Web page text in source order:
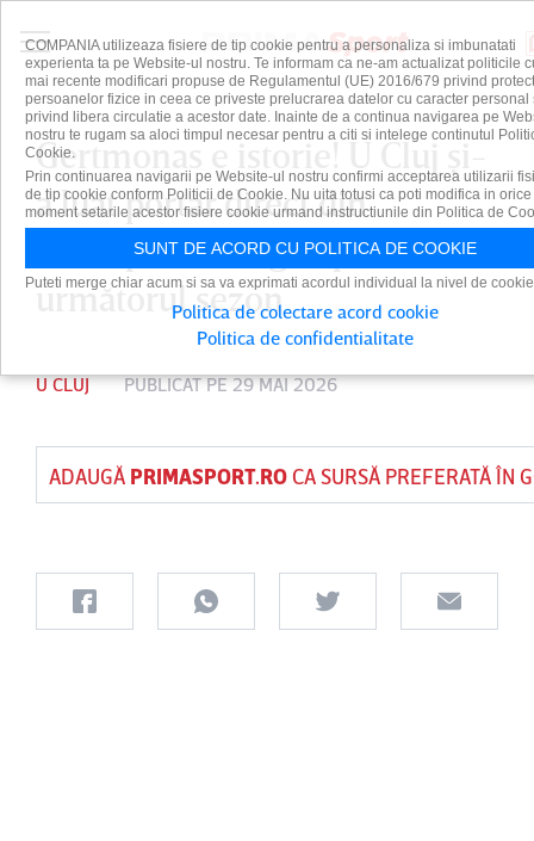
Gertmonas e istorie! U Cluj şi-
a luat portar direct din
Champions League pentru
următorul sezon
U CLUJ PUBLICAT PE 29 MAI 2026
ADAUGĂ PRIMASPORT.ROCA SURSĂ PREFERATĂ ÎN
COMPANIA utilizeaza fisiere de tip cookie pentru a personaliza si imbunatati
experienta ta pe Website-ul nostru. Te informam ca ne-am actualizat politicile
mai recente modificari propuse de Regulamentul (UE) 2016/679 privind
persoanelor fizice in ceea ce priveste prelucrarea datelor cu caracter personal
privind libera circulatie a acestor date. Inainte de a continua navigarea pe
nostru te rugam sa aloci timpul necesar pentru a citi si intelege continutul
Cookie.
Prin continuarea navigarii pe Website-ul nostru confirmi acceptarea utilizarii
de tip cookie conform Politicii de Cookie. Nu uita totusi ca poti modifica in orice
moment setarile acestor fisiere cookie urmand instructiunile din Politica de
SUNT DE ACORD CU POLITICA DE COOKIE
Puteti merge chiar acum si sa va exprimati acordul individual la nivel de
Politica de colectare acord cookie
Politica de confidentialitate